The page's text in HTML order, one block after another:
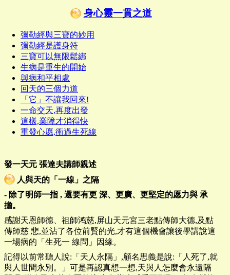
身心靈一貫之道
彌勒經與三寶的妙用
彌勒經是護身符
三寶可以無限鬆綁
生病是重生的開始
與病和平相處
回天的三個力道
「它」不讓我回來!
一命交天,再度出發
這樣,業障才消得快
重發心愿,衝過生死線
發一天元 張達夫講師親述
人與天的「一線」之隔
- 除了明師一指 , 還要有更 深、更廣、更堅定的愿力與 承
擔。
感謝天恩師德、祖師鸿慈,屏山天元宮三老點傳師大德,及點
傳師慈 悲,並沾了各位前賢的光,才有這個機會讓後學講說這
一場病的「生死一 線問」因緣。
記得以前常聽人說:「天人永隔」,顧名思義是說:「人死了,就
與人世間永別。」可是再認真想一想,天與人怎麼會永遠隔